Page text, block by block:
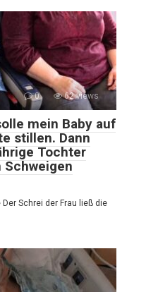
0 62 views
mein Baby auf
stillen. Dann
Tochter
Schweigen
Der Schrei der Frau ließ die